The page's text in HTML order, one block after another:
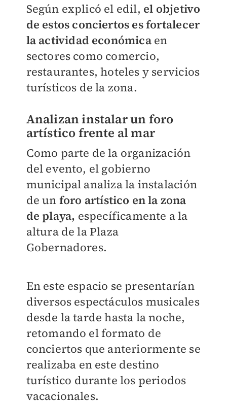
Según explicó el edil, el objetivo
de estos conciertos es fortalecer
la actividad económicaen
sectores como comercio,
restaurantes, hoteles y servicios
turísticos de la zona.
Analizan instalar un foro
artístico frente al mar
Como parte de la organización
del evento, el gobierno
municipal analiza la instalación
de un foro artístico en la zona
de playa, específicamente a la
altura de la Plaza
Gobernadores.
En este espacio se presentarían
diversos espectáculos musicales
desde la tarde hasta la noche,
retomando el formato de
conciertos que anteriormente se
realizaba en este destino
turístico durante los periodos
vacacionales.